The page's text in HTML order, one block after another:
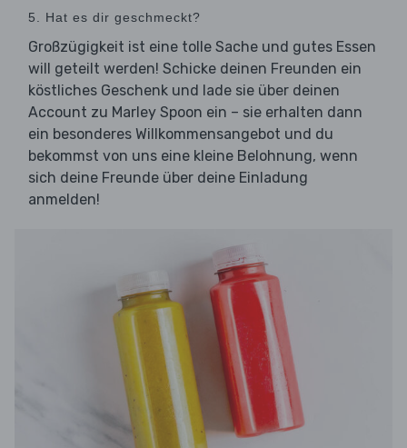
5. Hat es dir geschmeckt?
Großzügigkeit ist eine tolle Sache und gutes Essen
will geteilt werden! Schicke deinen Freunden ein
köstliches Geschenk und lade sie über deinen
Account zu Marley Spoon ein – sie erhalten dann
ein besonderes Willkommensangebot und du
bekommst von uns eine kleine Belohnung, wenn
sich deine Freunde über deine Einladung
anmelden!